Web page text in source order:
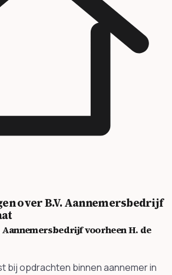
over B.V. Aannemersbedrijf
voorheen H. de
bij opdrachten binnen aannemer in